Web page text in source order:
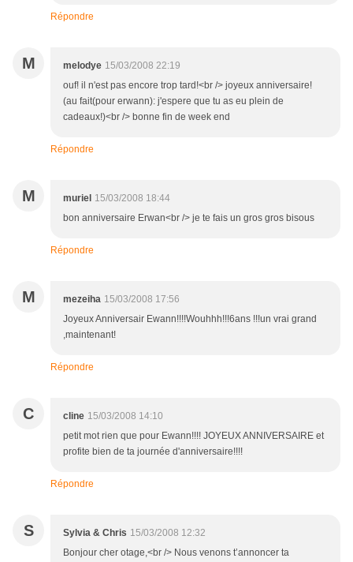
Répondre
M melodye 15/03/2008 22:19
ouf! il n'est pas encore trop tard!<br /> joyeux anniversaire!
(au fait(pour erwann): j'espere que tu as eu plein de
cadeaux!)<br /> bonne fin de week end
Répondre
M muriel 15/03/2008 18:44
bon anniversaire Erwan<br /> je te fais un gros gros bisous
Répondre
M mezeiha 15/03/2008 17:56
Joyeux Anniversair Ewann!!!!Wouhhh!!!6ans !!!un vrai grand
,maintenant!
Répondre
C cline 15/03/2008 14:10
petit mot rien que pour Ewann!!!! JOYEUX ANNIVERSAIRE et
profite bien de ta journée d'anniversaire!!!!
Répondre
S Sylvia & Chris 15/03/2008 12:32
Bonjour cher otage,<br /> Nous venons t’annoncer ta